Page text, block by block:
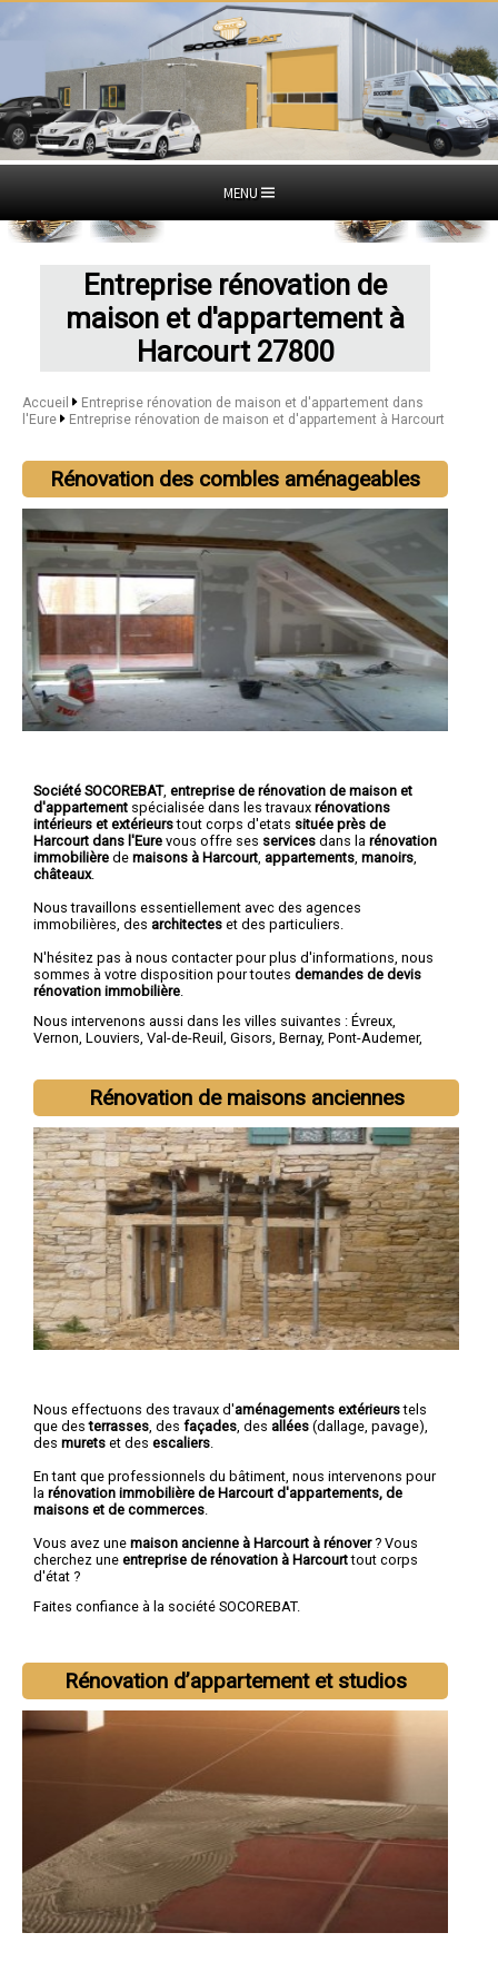
MENU
Entreprise rénovation de
maison et d'appartement à
Harcourt 27800
Accueil
Entreprise rénovation de maison et d'appartement dans
l'Eure
Entreprise rénovation de maison et d'appartement à Harcourt
Rénovation des combles aménageables
Société SOCOREBAT, entreprise de rénovation de maison et
d'appartement spécialisée dans les travaux rénovations
intérieurs et extérieurstout corps d'etats située près de
Harcourt dans l'Eure vous offre ses services dans la rénovation
immobilière de maisons à Harcourt appartements manoirs
châteaux.
Nous travaillons essentiellement avec des agences
immobilières, des architectes et des particuliers.
N'hésitez pas à nous contacter pour plus d'informations, nous
sommes à votre disposition pour toutes demandes de devis
rénovation immobilière
Nous intervenons aussi dans les villes suivantes : Évreux,
Vernon, Louviers, Val-de-Reuil , Gisors, Bernay, Pont-Audemer,
Rénovation de maisons anciennes
Nous effectuons des travaux d'aménagements extérieurstels
que desterrasses , des façades , des allées (dallage, pavage),
des murets et des escaliers
En tant que professionnels du bâtiment, nous intervenons pour
la rénovation immobilière de Harcourt d'appartements, de
maisons et de commerces
Vous avez une maison ancienne à Harcourt à rénover? Vous
cherchez une entreprise de rénovation à Harcourttout corps
d'état ?
Faites confiance à la société SOCOREBAT.
Rénovation d’appartement et studios